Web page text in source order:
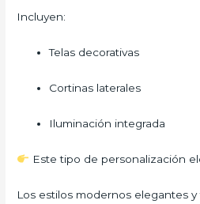
Incluyen:
Telas decorativas
Cortinas laterales
Iluminación integrada
Este tipo de personalización
Los estilos modernos elegantes